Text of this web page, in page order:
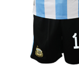
Zaključek nakupa